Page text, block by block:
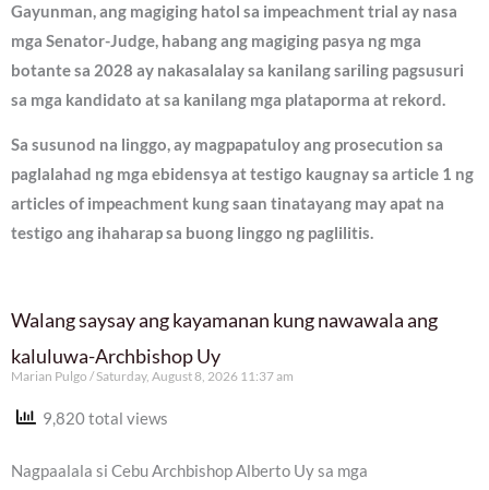
Gayunman, ang magiging hatol sa impeachment trial ay nasa
mga Senator-Judge, habang ang magiging pasya ng mga
botante sa 2028 ay nakasalalay sa kanilang sariling pagsusuri
sa mga kandidato at sa kanilang mga plataporma at rekord.
Sa susunod na linggo, ay magpapatuloy ang prosecution sa
paglalahad ng mga ebidensya at testigo kaugnay sa article 1 ng
articles of impeachment kung saan tinatayang may apat na
testigo ang ihaharap sa buong linggo ng paglilitis.
Walang saysay ang kayamanan kung nawawala ang
kaluluwa-Archbishop Uy
Marian Pulgo Saturday, August 8, 2026 11:37 am
9,820 total views
Nagpaalala si Cebu Archbishop Alberto Uy sa mga